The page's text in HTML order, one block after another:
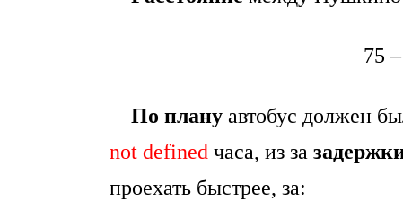
75
По плану автобус должен
not defined часа, из за
проехать быстрее, за: